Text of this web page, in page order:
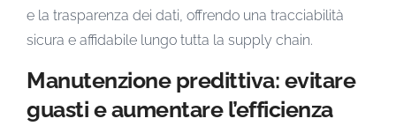
e la trasparenza dei dati, offrendo una tracciabilità
sicura e affidabile lungo tutta la supply chain.
Manutenzione predittiva: evitare
guasti e aumentare l’efficienza